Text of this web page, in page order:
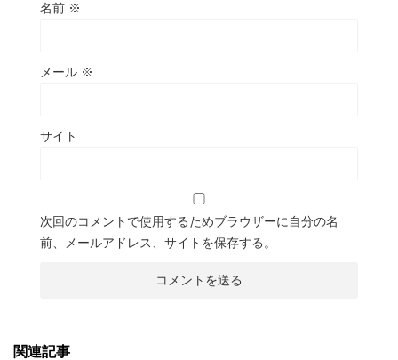
名前 ※
メール ※
サイト
次回のコメントで使用するためブラウザーに自分の名
前、メールアドレス、サイトを保存する。
関連記事